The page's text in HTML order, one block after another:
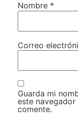
Nombre *
Correo
Guarda mi
este
comente.